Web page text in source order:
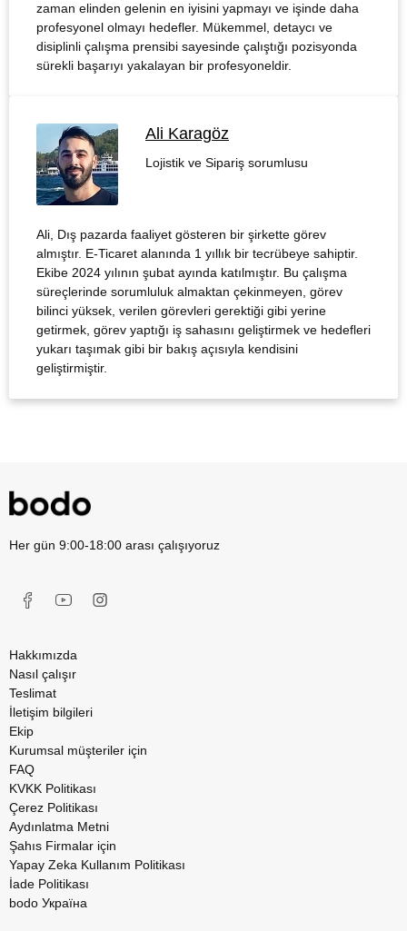
zaman elinden gelenin en iyisini yapmayı ve işinde daha
profesyonel olmayı hedefler. Mükemmel, detaycı ve
disiplinli çalışma prensibi sayesinde çalıştığı pozisyonda
sürekli başarıyı yakalayan bir profesyoneldir.
Ali Karagöz
Lojistik ve Sipariş sorumlusu
Ali, Dış pazarda faaliyet gösteren bir şirkette görev
almıştır. E-Ticaret alanında 1 yıllık bir tecrübeye sahiptir.
Ekibe 2024 yılının şubat ayında katılmıştır. Bu çalışma
süreçlerinde sorumluluk almaktan çekinmeyen, görev
bilinci yüksek, verilen görevleri gerektiği gibi yerine
getirmek, görev yaptığı iş sahasını geliştirmek ve hedefleri
yukarı taşımak gibi bir bakış açısıyla kendisini
geliştirmiştir.
Her gün 9:00-18:00 arası çalışıyoruz
Hakkımızda
Nasıl çalışır
Teslimat
İletişim bilgileri
Ekip
Kurumsal müşteriler için
FAQ
KVKK Politikası
Çerez Politikası
Aydınlatma Metni
Şahıs Firmalar için
Yapay Zeka Kullanım Politikası
İade Politikası
bodo Україна